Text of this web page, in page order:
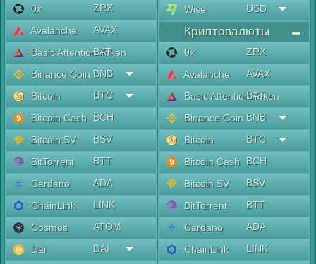
0x
ZRX
Avalanche
AVAX
Basic Attention Token
BAT
Binance Coin BNB
Bitcoin
BTC
Bitcoin Cash
BCH
Bitcoin SV
BSV
BitTorrent
BTT
Cardano
ADA
ChainLink
LINK
Cosmos
ATOM
Dai
DAI
Wise
USD
Криптовалюты
0x
ZRX
Avalanche
AVAX
Basic Attention Token
BAT
Binance Coin BNB
Bitcoin
BTC
Bitcoin Cash
BCH
Bitcoin SV
BSV
BitTorrent
BTT
Cardano
ADA
ChainLink
LINK